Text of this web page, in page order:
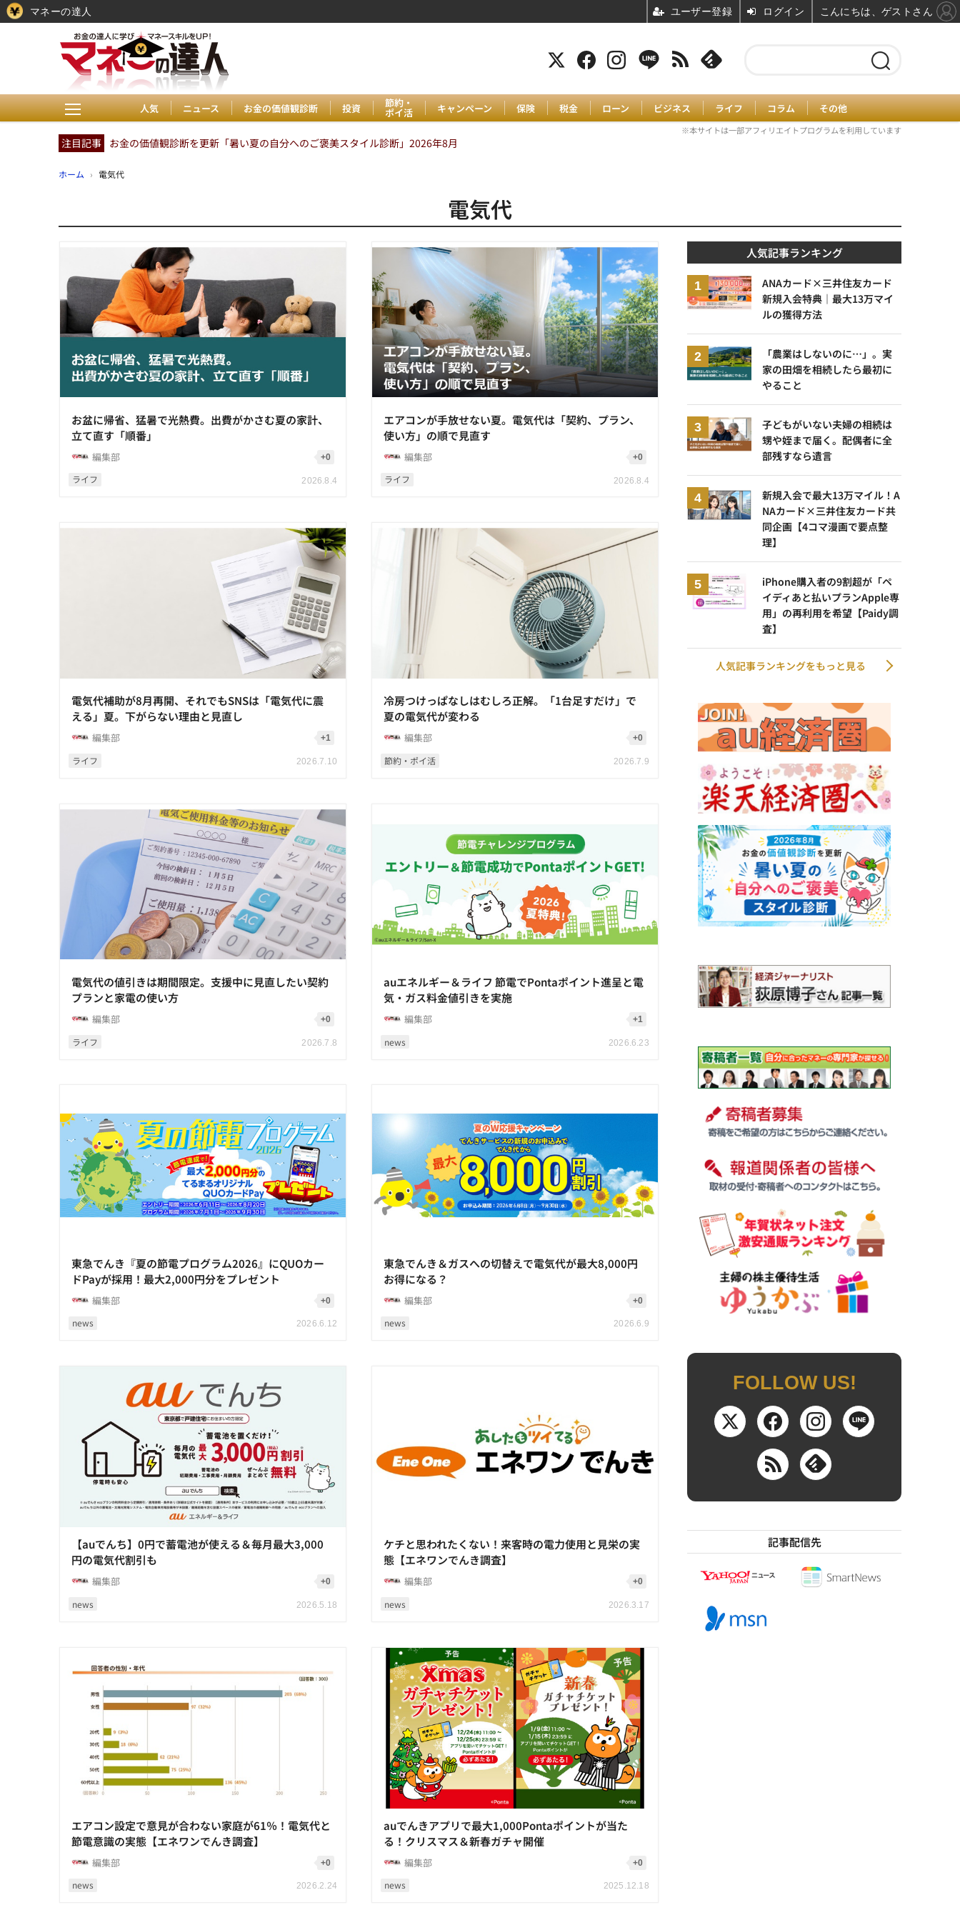
人気 ニュース お金の価値観診断 投資 節約・
ポイ活 キャンペーン 保険 税金 ローン ビジネス ライフ コラム その他
※本サイトは一部アフィリエイトプログラムを利用しています
注目記事 お金の価値観診断を更新「暑い夏の自分へのご褒美スタイル診断」2026年8月
ホーム › 電気代
電気代
ライフ 2026.8.4
お盆に帰省、猛暑で光熱費。出費がかさむ夏の家計、
立て直す「順番」
編集部 +0
ライフ 2026.8.4
エアコンが手放せない夏。電気代は「契約、プラン、
使い方」の順で見直す
編集部 +0
ライフ 2026.7.10
電気代補助が8月再開、それでもSNSは「電気代に震
える」夏。下がらない理由と見直し
編集部 +1
節約・ポイ活 2026.7.9
冷房つけっぱなしはむしろ正解。「1台足すだけ」で
夏の電気代が変わる
編集部 +0
ライフ 2026.7.8
電気代の値引きは期間限定。支援中に見直したい契約
プランと家電の使い方
編集部 +0
news 2026.6.23
auエネルギー＆ライフ 節電でPontaポイント進呈と電
気・ガス料金値引きを実施
編集部 +1
news 2026.6.12
東急でんき『夏の節電プログラム2026』にQUOカー
ドPayが採用！最大2,000円分をプレゼント
編集部 +0
news 2026.6.9
東急でんき＆ガスへの切替えで電気代が最大8,000円
お得になる？
編集部 +0
news 2026.5.18
【auでんち】0円で蓄電池が使える＆毎月最大3,000
円の電気代割引も
編集部 +0
news 2026.3.17
ケチと思われたくない！来客時の電力使用と見栄の実
態【エネワンでんき調査】
編集部 +0
news 2026.2.24
エアコン設定で意見が合わない家庭が61％！電気代と
節電意識の実態【エネワンでんき調査】
編集部 +0
news 2025.12.18
auでんきアプリで最大1,000Pontaポイントが当た
る！クリスマス＆新春ガチャ開催
編集部 +0
人気記事ランキング
ANAカード×三井住友カード
新規入会特典｜最大13万マイ
ルの獲得方法
「農業はしないのに…」。実
家の田畑を相続したら最初に
やること
子どもがいない夫婦の相続は
甥や姪まで届く。配偶者に全
部残すなら遺言
新規入会で最大13万マイル！A
NAカード×三井住友カード共
同企画【4コマ漫画で要点整
理】
iPhone購入者の9割超が「ペ
イディあと払いプランApple専
用」の再利用を希望【Paidy調
査】
人気記事ランキングをもっと見る
FOLLOW US!
記事配信先
マネーの達人 ユーザー登録 ログイン こんにちは、ゲストさん